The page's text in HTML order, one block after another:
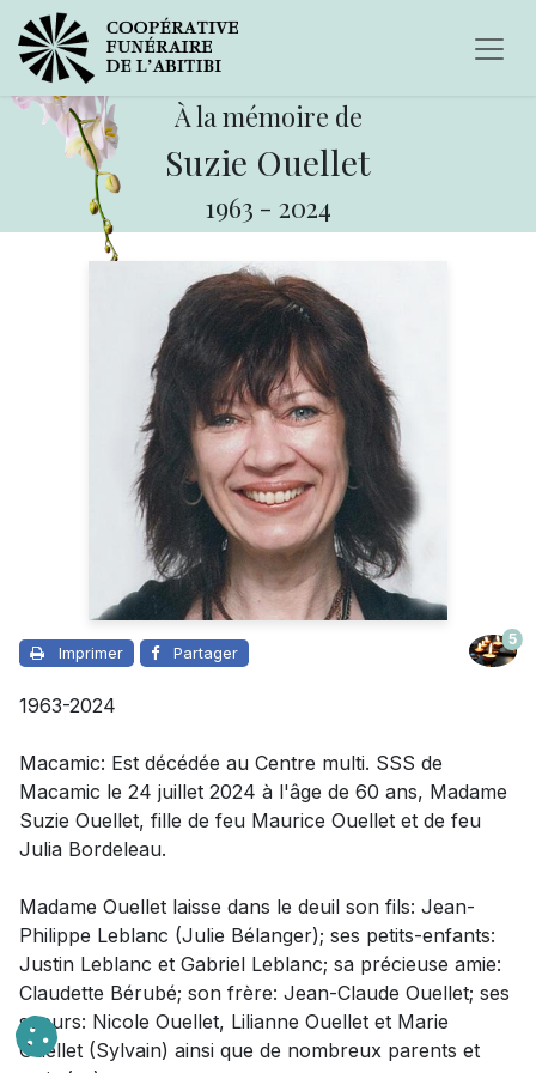
À la mémoire de
Suzie Ouellet
1963 - 2024
Imprimer Partager
5
1963-2024
Macamic: Est décédée au Centre multi. SSS de
Macamic le 24 juillet 2024 à l'âge de 60 ans, Madame
Suzie Ouellet, fille de feu Maurice Ouellet et de feu
Julia Bordeleau.
Madame Ouellet laisse dans le deuil son fils: Jean-
Philippe Leblanc (Julie Bélanger); ses petits-enfants:
Justin Leblanc et Gabriel Leblanc; sa précieuse amie:
Claudette Bérubé; son frère: Jean-Claude Ouellet; ses
soeurs: Nicole Ouellet, Lilianne Ouellet et Marie
Ouellet (Sylvain) ainsi que de nombreux parents et